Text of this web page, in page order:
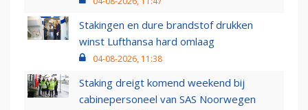
Stakingen en dure brandstof drukken
winst Lufthansa hard omlaag
04-08-2026, 11:38
Staking dreigt komend weekend bij
cabinepersoneel van SAS Noorwegen